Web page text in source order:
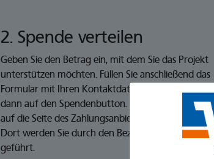
2. Spende verteilen
Geben Sie den Betrag ein, mit dem Sie das Projekt
unterstützen möchten. Füllen Sie anschließend das
Formular mit Ihren Kontaktdaten aus und klicken
dann auf den Spendenbutton. Sie werden damit
auf die Seite des Zahlungsanbieters weitergeleitet.
Dort werden Sie durch den Bezahlvorgang
geführt.